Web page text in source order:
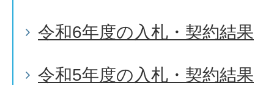
令和6年度の入札・契約結果
令和5年度の入札・契約結果